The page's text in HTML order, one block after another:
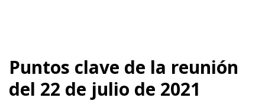
Puntos clave de la reunión
del 22 de julio de 2021